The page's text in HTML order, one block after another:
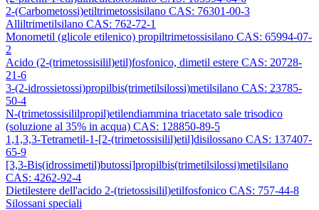
2-(Carbometossi)etiltrimetossisilano CAS: 76301-00-3
Alliltrimetilsilano CAS: 762-72-1
Monometil (glicole etilenico) propiltrimetossisilano CAS: 65994-07-
2
Acido (2-(trimetossisilil)etil)fosfonico, dimetil estere CAS: 20728-
21-6
3-(2-idrossietossi)propilbis(trimetilsilossi)metilsilano CAS: 23785-
50-4
N-(trimetossisililpropil)etilendiammina triacetato sale trisodico
(soluzione al 35% in acqua) CAS: 128850-89-5
1,1,3,3-Tetrametil-1-[2-(trimetossisilil)etil]disilossano CAS: 137407-
65-9
[3,3-Bis(idrossimetil)butossi]propilbis(trimetilsilossi)metilsilano
CAS: 4262-92-4
Dietilestere dell'acido 2-(trietossisilil)etilfosfonico CAS: 757-44-8
Silossani speciali